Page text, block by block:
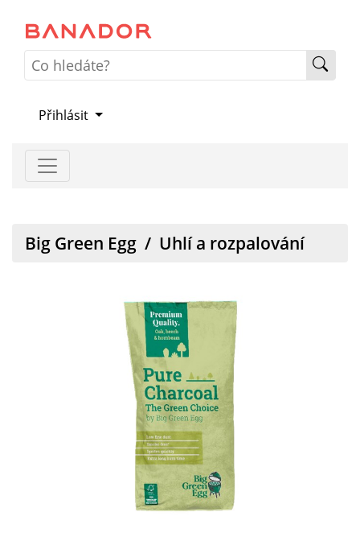
Přihlásit
Big Green Egg / Uhlí a rozpalování